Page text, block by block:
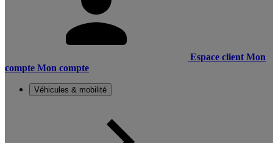
Espace client Mon
compte Mon compte
Véhicules & mobilité